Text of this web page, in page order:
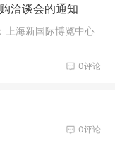
洽谈会的通知
海新国际博览中心
0评论
0评论